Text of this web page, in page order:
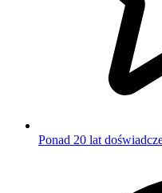
Ponad 20 lat